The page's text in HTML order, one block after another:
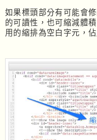
如果標頭部分有可能會
的可讀性，也可縮減體
用的縮排為空白字元，